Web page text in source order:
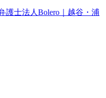
護士法人Bolero｜越谷・浦